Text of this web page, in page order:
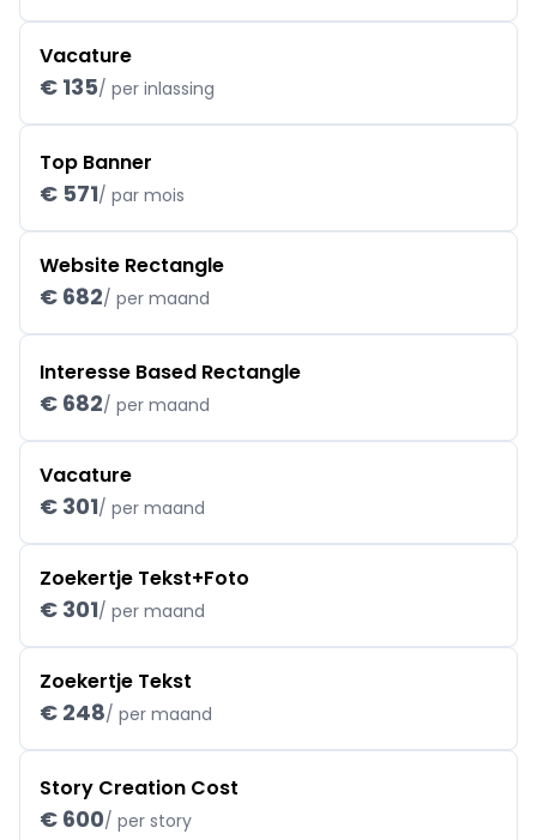
Vacature
€ 135/ per inlassing
Top Banner
€ 571/ par mois
Website Rectangle
€ 682/ per maand
Interesse Based Rectangle
€ 682/ per maand
Vacature
€ 301/ per maand
Zoekertje Tekst+Foto
€ 301/ per maand
Zoekertje Tekst
€ 248/ per maand
Story Creation Cost
€ 600/ per story